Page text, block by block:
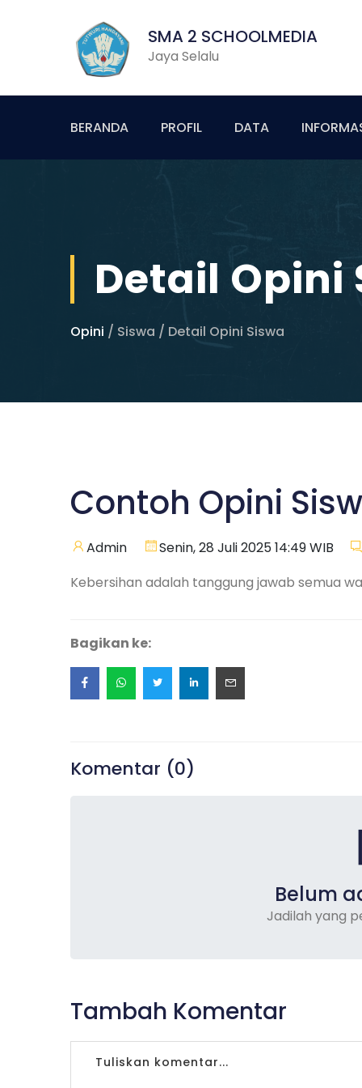
SMA 2 SCHOOLMEDIA
Jaya Selalu
BERANDA PROFIL DATA
Detail Opini
Opini / Siswa / Detail Opini Siswa
Contoh Opini
Admin Senin, 28 Juli 2025 14:49 WIB
Kebersihan adalah tanggung jawab semua
Bagikan ke:
Komentar (0)
Belum
Jadilah yang
Tambah Komentar